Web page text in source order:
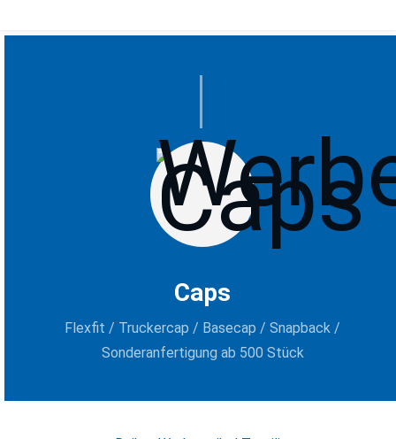
Caps
Flexfit / Truckercap / Basecap / Snapback /
Sonderanfertigung ab 500 Stück